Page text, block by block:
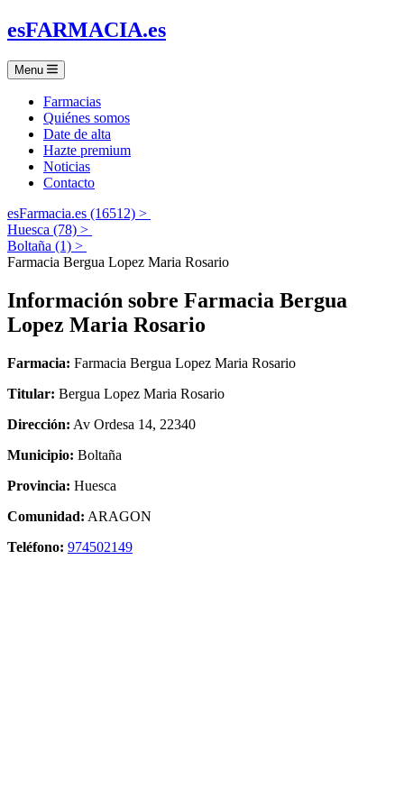
esFARMACIA.es
Menu
Farmacias
Quiénes somos
Date de alta
Hazte premium
Noticias
Contacto
esFarmacia.es (16512) >
Huesca (78) >
Boltaña (1) >
Farmacia Bergua Lopez Maria Rosario
Información sobre Farmacia Bergua
Lopez Maria Rosario
Farmacia: Farmacia Bergua Lopez Maria Rosario
Titular: Bergua Lopez Maria Rosario
Dirección: Av Ordesa 14, 22340
Municipio: Boltaña
Provincia: Huesca
Comunidad: ARAGON
Teléfono: 974502149